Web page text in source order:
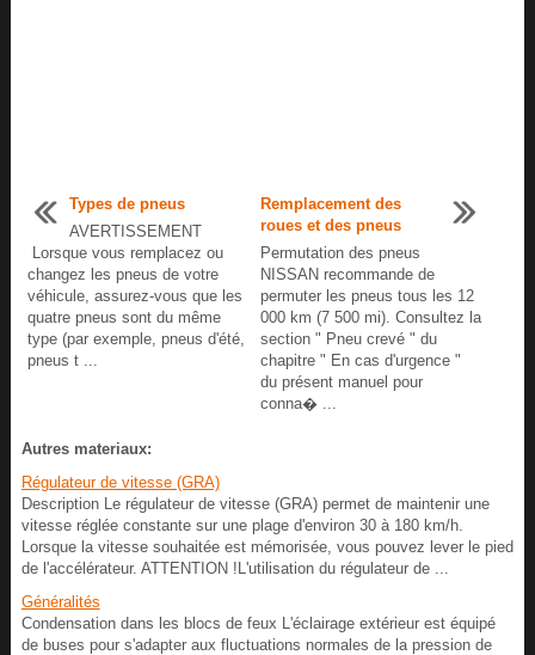
Types de pneus
AVERTISSEMENT
Lorsque vous remplacez ou
changez les pneus de votre
véhicule, assurez-vous que les
quatre pneus sont du même
type (par exemple, pneus d'été,
pneus t ...
Remplacement des
roues et des pneus
Permutation des pneus
NISSAN recommande de
permuter les pneus tous les 12
000 km (7 500 mi). Consultez la
section " Pneu crevé " du
chapitre " En cas d'urgence "
du présent manuel pour
conna� ...
Autres materiaux:
Régulateur de vitesse (GRA)
Description Le régulateur de vitesse (GRA) permet de maintenir une
vitesse réglée constante sur une plage d'environ 30 à 180 km/h.
Lorsque la vitesse souhaitée est mémorisée, vous pouvez lever le pied
de l'accélérateur. ATTENTION !L'utilisation du régulateur de ...
Généralités
Condensation dans les blocs de feux L'éclairage extérieur est équipé
de buses pour s'adapter aux fluctuations normales de la pression de